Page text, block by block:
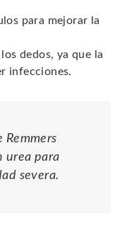
para mejorar la
dedos, ya que la
infecciones.
Remmers
urea para
severa.